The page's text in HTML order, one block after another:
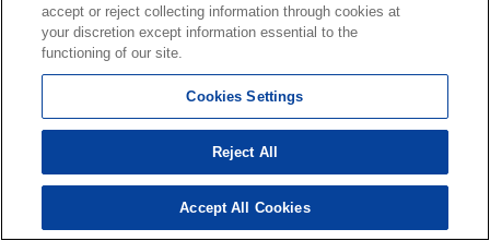
報ネットワーク」に加盟する不動産会社等（情報提供元）から提供
されています。信頼性の高い情報提供が行えるよう、最大限の努力
をしておりますが、その内容を保証するものではありません。 利用
者のみなさまと各情報提供元との取引に起因する損害および情報が
掲載されたことに起因する損害等については、 ジオテクノロジーズ
株式会社、およびアットホームは一切責任を負いません。
各物件情報の内容や画像等はすべて現況を優先させていただきま
や契約条件等について、 各情報提供元より十分な説明を受け、ご自
検索結果を見る
accept or reject collecting information through cookies at
your discretion except information essential to the
functioning of our site.
Cookies Settings
Reject All
Accept All Cookies